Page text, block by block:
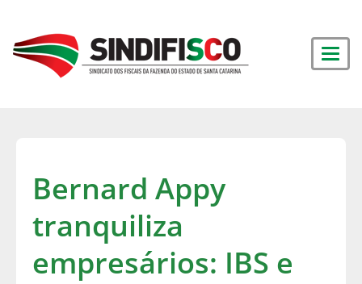
Bernard Appy
tranquiliza
empresários: IBS e